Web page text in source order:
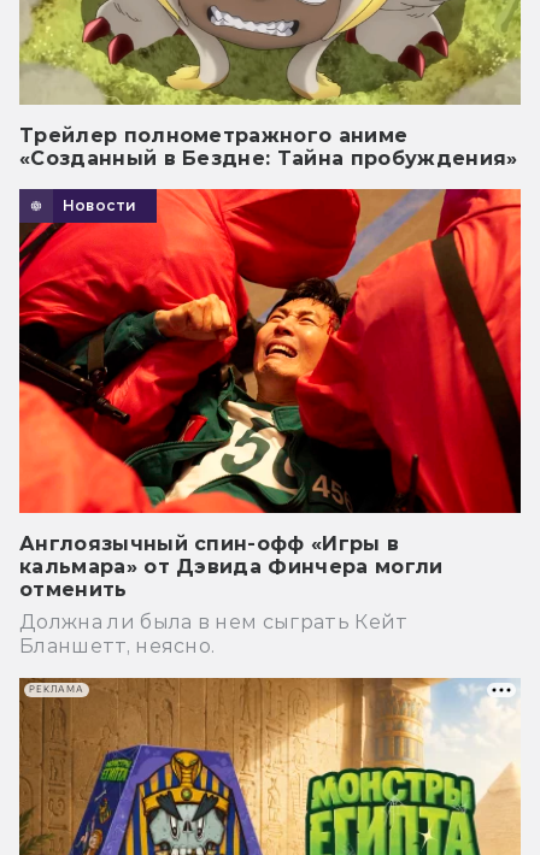
Трейлер полнометражного аниме
«Созданный в Бездне: Тайна пробуждения»
Новости
Англоязычный спин-офф «Игры в
кальмара» от Дэвида Финчера могли
отменить
Должна ли была в нем сыграть Кейт
Бланшетт, неясно.
РЕКЛАМА